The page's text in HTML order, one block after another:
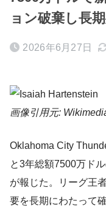
ョン破棄し長
2026年6月27日
画像引用元:
Oklahoma City
と3年総額7500万ド
が報じた。リーグ王
要を長期にわたって